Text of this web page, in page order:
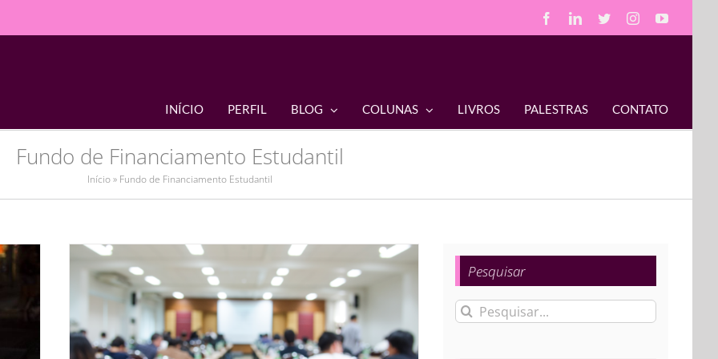
FacebookLinkedIn
TwitterInstagramYouTube
INÍCIO PERFIL BLOG COLUNAS LIVROS PALESTRAS CONTATO
Fundo de Financiamento Estudantil
Início» Fundo de Financiamento Estudantil
Pesquisar
Buscar